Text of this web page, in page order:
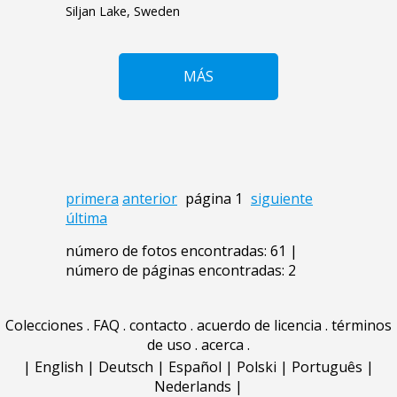
Siljan Lake, Sweden
MÁS
primera anterior página 1 siguiente
última
número de fotos encontradas: 61 |
número de páginas encontradas: 2
Colecciones . FAQ . contacto . acuerdo de licencia . términos
de uso . acerca .
| English | Deutsch | Español | Polski | Português |
Nederlands |